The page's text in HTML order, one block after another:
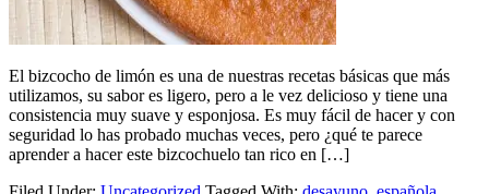
El bizcocho de limón es una de nuestras recetas básicas que más
utilizamos, su sabor es ligero, pero a le vez delicioso y tiene una
consistencia muy suave y esponjosa. Es muy fácil de hacer y con
seguridad lo has probado muchas veces, pero ¿qué te parece
aprender a hacer este bizcochuelo tan rico en […]